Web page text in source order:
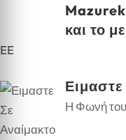
και το
EE
Η Φωνή του